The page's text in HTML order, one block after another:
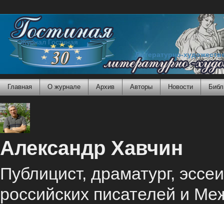
Журнал Гостиная
Литературно-
Главная О журнале Архив Авторы Новости
Александр Хавчин
Публицист, драматург,
российских писателей и